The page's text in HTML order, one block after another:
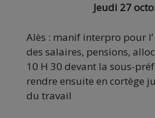
Jeudi 27
Alès : manif interpro pour
des salaires, pensions,
10 H 30 devant la sous-
rendre ensuite en cortège
du travail